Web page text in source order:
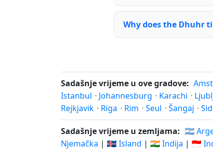
Why does the Dhuhr
Sadašnje vrijeme u ove gradove:
Istanbul · Johannesburg · Karachi ·
Rejkjavik · Riga · Rim · Seul · Šangaj ·
Sadašnje vrijeme u zemljama: 🇦🇷
Njemačka | 🇮🇸 Island | 🇮🇳 Indija | 🇮🇩